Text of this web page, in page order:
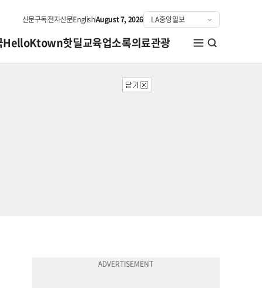
신문구독전자신문EnglishAugust 7, 2026
HelloKtown핫딜교육업소록의료관광